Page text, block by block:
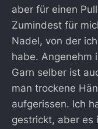
aber für einen
Zumindest für
Nadel, von der
habe. Angenehm
Garn selber ist
man trockene
aufgerissen. Ich
gestrickt, aber es